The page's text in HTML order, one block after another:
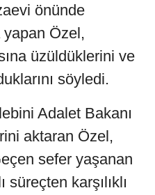
önünde
yapan Özel,
üzüldüklerini ve
söyledi.
Adalet Bakanı
aktaran Özel,
sefer yaşanan
süreçten karşılıklı